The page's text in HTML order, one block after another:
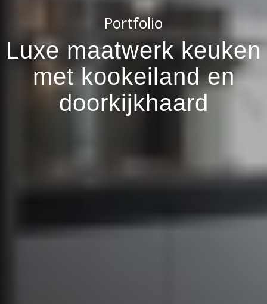
Portfolio
Luxe maatwerk keuken
met kookeiland en
doorkijkhaard